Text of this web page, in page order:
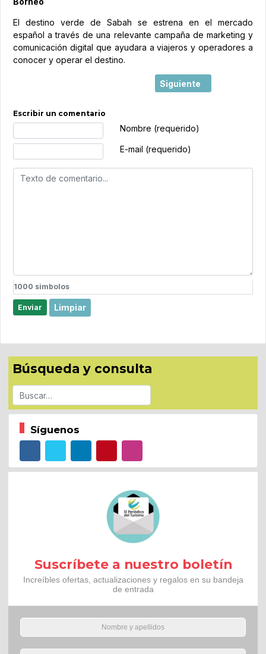
El destino verde de Sabah se estrena en el mercado
español a través de una relevante campaña de marketing y
comunicación digital que ayudara a viajeros y operadores a
conocer y operar el destino.
Artículo siguiente:
Siguiente
Escribir un comentario
Nombre (requerido)
E-mail (requerido)
1000 simbolos
Enviar Limpiar
Búsqueda y consulta
Buscar
Síguenos
Suscríbete a nuestro boletín
Increíbles ofertas, actualizaciones y regalos en su bandeja
de entrada